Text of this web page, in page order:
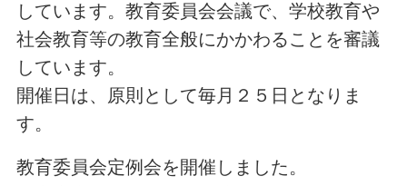
しています。教育委員会会議で、学校教育や
社会教育等の教育全般にかかわることを審議
しています。
開催日は、原則として毎月２５日となりま
す。
教育委員会定例会を開催しました。